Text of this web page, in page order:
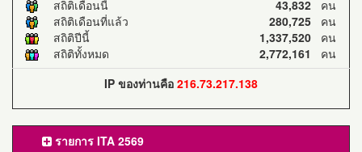
สถิติเดือนนี้
43,832 คน
สถิติเดือนที่แล้ว
280,725 คน
สถิติปีนี้
1,337,520 คน
สถิติทั้งหมด
2,772,161 คน
IP ของท่านคือ 216.73.217.138
รายการ ITA 2569